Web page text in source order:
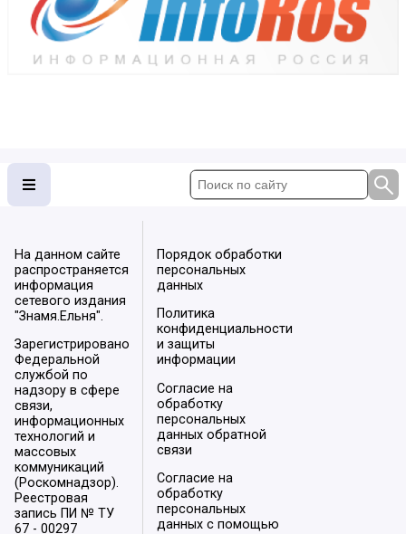
На данном сайте
распространяется
информация
сетевого издания
"Знамя.Ельня".
Зарегистрировано
Федеральной
службой по
надзору в сфере
связи,
информационных
технологий и
массовых
коммуникаций
(Роскомнадзор).
Реестровая
запись ПИ № ТУ
67 - 00297
Порядок обработки
персональных
данных
Политика
конфиденциальности
и защиты
информации
Согласие на
обработку
персональных
данных обратной
связи
Согласие на
обработку
персональных
данных с помощью